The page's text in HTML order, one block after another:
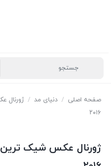
صفحه اصلی / دنیای مد /
۲۰۱۶
ژورنال عکس شیک